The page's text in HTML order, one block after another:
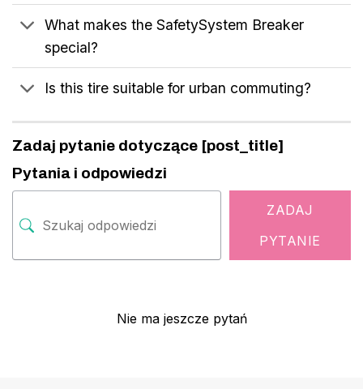
What makes the SafetySystem Breaker
special?
Is this tire suitable for urban commuting?
Zadaj pytanie dotyczące [post_title]
Pytania i odpowiedzi
ZADAJ
PYTANIE
Nie ma jeszcze pytań